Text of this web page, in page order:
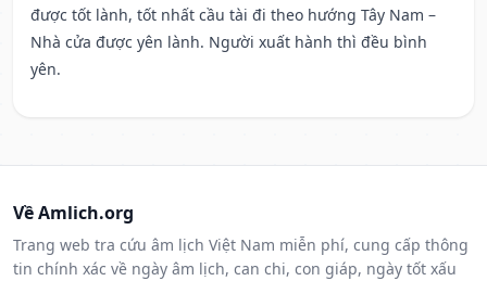
được tốt lành, tốt nhất cầu tài đi theo hướng Tây Nam –
Nhà cửa được yên lành. Người xuất hành thì đều bình
yên.
Về Amlich.org
Trang web tra cứu âm lịch Việt Nam miễn phí, cung cấp thông
tin chính xác về ngày âm lịch, can chi, con giáp, ngày tốt xấu